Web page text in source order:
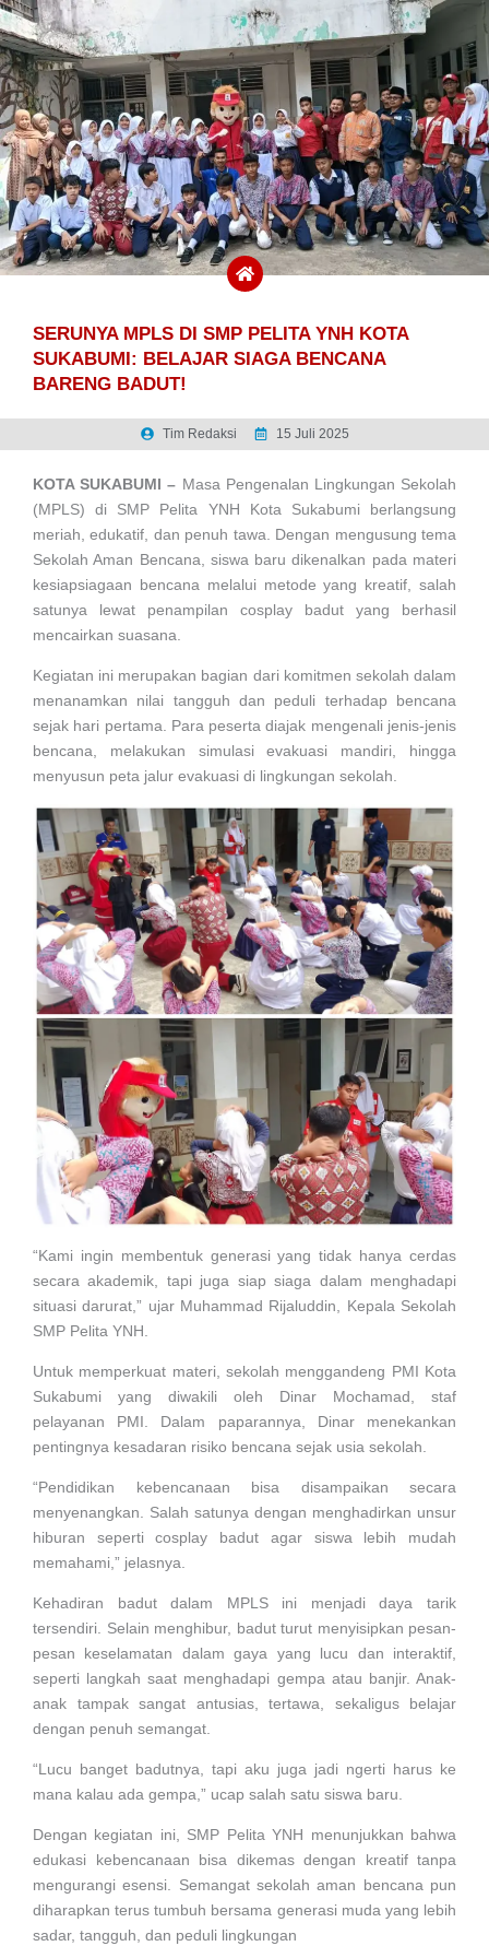
SERUNYA MPLS DI SMP PELITA YNH KOTA
SUKABUMI: BELAJAR SIAGA BENCANA
BARENG BADUT!
Tim Redaksi 15 Juli 2025
KOTA SUKABUMI – Masa Pengenalan Lingkungan Sekolah
(MPLS) di SMP Pelita YNH Kota Sukabumi berlangsung
meriah, edukatif, dan penuh tawa. Dengan mengusung tema
Sekolah Aman Bencana, siswa baru dikenalkan pada materi
kesiapsiagaan bencana melalui metode yang kreatif, salah
satunya lewat penampilan cosplay badut yang berhasil
mencairkan suasana.
Kegiatan ini merupakan bagian dari komitmen sekolah dalam
menanamkan nilai tangguh dan peduli terhadap bencana
sejak hari pertama. Para peserta diajak mengenali jenis-jenis
bencana, melakukan simulasi evakuasi mandiri, hingga
menyusun peta jalur evakuasi di lingkungan sekolah.
“Kami ingin membentuk generasi yang tidak hanya cerdas
secara akademik, tapi juga siap siaga dalam menghadapi
situasi darurat,” ujar Muhammad Rijaluddin, Kepala Sekolah
SMP Pelita YNH.
Untuk memperkuat materi, sekolah menggandeng PMI Kota
Sukabumi yang diwakili oleh Dinar Mochamad, staf
pelayanan PMI. Dalam paparannya, Dinar menekankan
pentingnya kesadaran risiko bencana sejak usia sekolah.
“Pendidikan kebencanaan bisa disampaikan secara
menyenangkan. Salah satunya dengan menghadirkan unsur
hiburan seperti cosplay badut agar siswa lebih mudah
memahami,” jelasnya.
Kehadiran badut dalam MPLS ini menjadi daya tarik
tersendiri. Selain menghibur, badut turut menyisipkan pesan-
pesan keselamatan dalam gaya yang lucu dan interaktif,
seperti langkah saat menghadapi gempa atau banjir. Anak-
anak tampak sangat antusias, tertawa, sekaligus belajar
dengan penuh semangat.
“Lucu banget badutnya, tapi aku juga jadi ngerti harus ke
mana kalau ada gempa,” ucap salah satu siswa baru.
Dengan kegiatan ini, SMP Pelita YNH menunjukkan bahwa
edukasi kebencanaan bisa dikemas dengan kreatif tanpa
mengurangi esensi. Semangat sekolah aman bencana pun
diharapkan terus tumbuh bersama generasi muda yang lebih
sadar, tangguh, dan peduli lingkungan